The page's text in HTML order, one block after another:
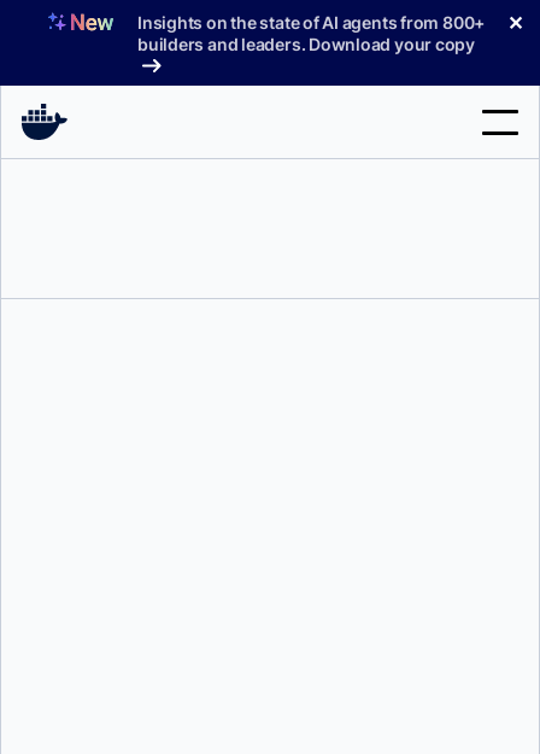
へ
Insights on the state of AI agents from 800+
builders and leaders. Download your copy
✕
サポート